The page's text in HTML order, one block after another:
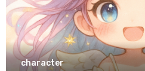
character